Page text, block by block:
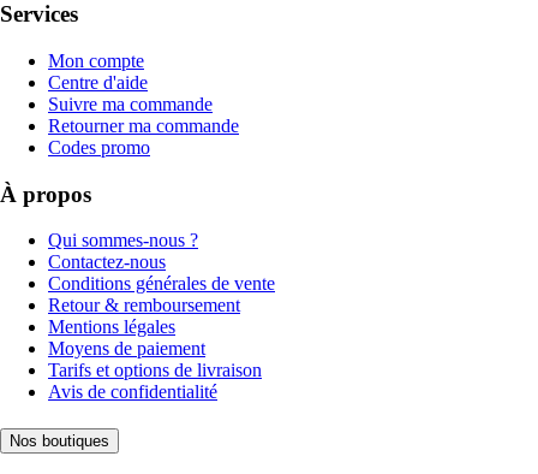
Services
Mon compte
Centre d'aide
Suivre ma commande
Retourner ma commande
Codes promo
À propos
Qui sommes-nous ?
Contactez-nous
Conditions générales de vente
Retour & remboursement
Mentions légales
Moyens de paiement
Tarifs et options de livraison
Avis de confidentialité
Nos boutiques